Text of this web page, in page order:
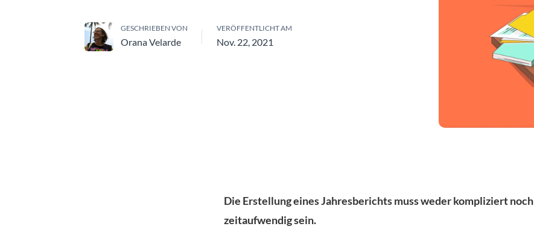
GESCHRIEBEN VON
Orana Velarde
VERÖFFENTLICHT AM
Nov. 22, 2021
Die Erstellung eines Jahresberichts muss weder kompliziert noch
zeitaufwendig sein.